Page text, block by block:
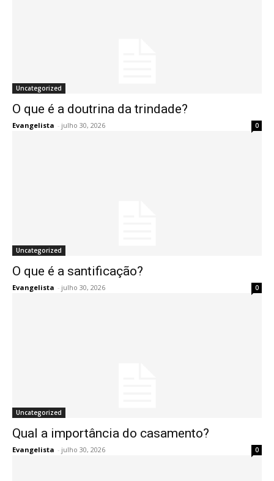
Uncategorized
O que é a doutrina da trindade?
Evangelista - julho 30, 2026 0
Uncategorized
O que é a santificação?
Evangelista - julho 30, 2026 0
Uncategorized
Qual a importância do casamento?
Evangelista - julho 30, 2026 0